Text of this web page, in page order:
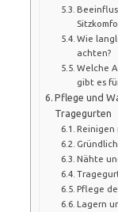
Wie
achten?
Welche
gibt es
Pflege und
Tragegurten
Reinigen
Nähte
Pflege
Lagern